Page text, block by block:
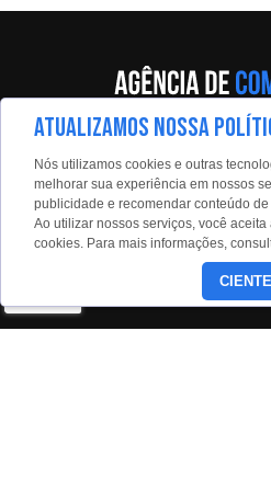
Av. Eng. Caetano
Limão, São
ATUALIZAMOS NOSSA
Nós utilizamos cookies e outras
melhorar sua experiência em nossos
publicidade e recomendar conteúdo
Ao utilizar nossos serviços, você
cookies. Para mais informações,
CIENTE